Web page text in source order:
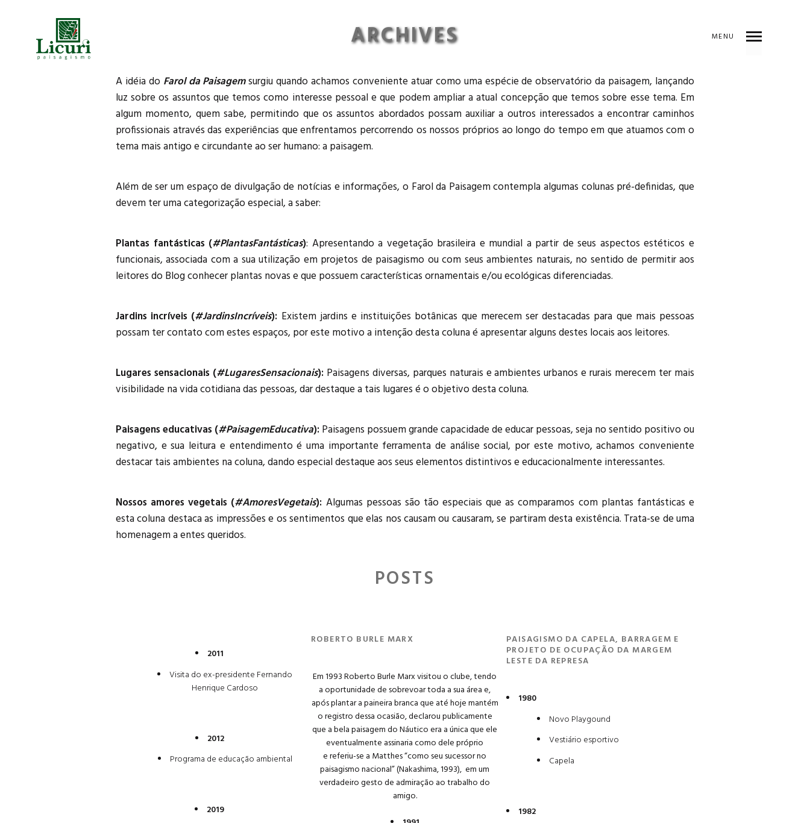
MENU
ARCHIVES
A idéia do Farol da Paisagemsurgiu quando achamos conveniente atuar como uma espécie de observatório da paisagem, lançando
luz sobre os assuntos que temos como interesse pessoal e que podem ampliar a atual concepção que temos sobre esse tema. Em
algum momento, quem sabe, permitindo que os assuntos abordados possam auxiliar a outros interessados a encontrar caminhos
profissionais através das experiências que enfrentamos percorrendo os nossos próprios ao longo do tempo em que atuamos com o
tema mais antigo e circundante ao ser humano: a paisagem.
Além de ser um espaço de divulgação de notícias e informações, o Farol da Paisagem contempla algumas colunas pré-definidas, que
devem ter uma categorização especial, a saber:
Plantas fantásticas (#PlantasFantásticas): Apresentando a vegetação brasileira e mundial a partir de seus aspectos estéticos e
funcionais, associada com a sua utilização em projetos de paisagismo ou com seus ambientes naturais, no sentido de permitir aos
leitores do Blog conhecer plantas novas e que possuem características ornamentais e/ou ecológicas diferenciadas.
Jardins incríveis (#JardinsIncríveis): Existem jardins e instituições botânicas que merecem ser destacadas para que mais pessoas
possam ter contato com estes espaços, por este motivo a intenção desta coluna é apresentar alguns destes locais aos leitores.
Lugares sensacionais (#LugaresSensacionais): Paisagens diversas, parques naturais e ambientes urbanos e rurais merecem ter mais
visibilidade na vida cotidiana das pessoas, dar destaque a tais lugares é o objetivo desta coluna.
Paisagens educativas (#PaisagemEducativa): Paisagens possuem grande capacidade de educar pessoas, seja no sentido positivo ou
negativo, e sua leitura e entendimento é uma importante ferramenta de análise social, por este motivo, achamos conveniente
destacar tais ambientes na coluna, dando especial destaque aos seus elementos distintivos e educacionalmente interessantes.
Nossos amores vegetais (#AmoresVegetais): Algumas pessoas são tão especiais que as comparamos com plantas fantásticas e
esta coluna destaca as impressões e os sentimentos que elas nos causam ou causaram, se partiram desta existência. Trata-se de uma
homenagem a entes queridos.
POSTS
2011
Visita do ex-presidente Fernando
Henrique Cardoso
2012
Programa de educação ambiental
2019
ROBERTO BURLE MARX
Em 1993 Roberto Burle Marx visitou o clube, tendo
a oportunidade de sobrevoar toda a sua área e,
após plantar a paineira branca que até hoje mantém
o registro dessa ocasião, declarou publicamente
que a bela paisagem do Náutico era a única que ele
eventualmente assinaria como dele próprio
e referiu-se a Matthes “como seu sucessor no
paisagismo nacional” (Nakashima, 1993), em um
verdadeiro gesto de admiração ao trabalho do
amigo.
PAISAGISMO DA CAPELA, BARRAGEM E
PROJETO DE OCUPAÇÃO DA MARGEM
LESTE DA REPRESA
1980
Novo Playgound
Vestiário esportivo
Capela
1982